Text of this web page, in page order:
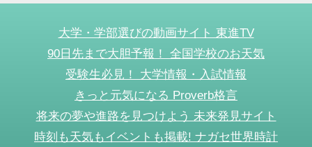
大学・学部選びの動画サイト 東進TV
90日先まで大胆予報！ 全国学校のお天気
受験生必見！ 大学情報・入試情報
きっと元気になる Proverb格言
将来の夢や進路を見つけよう 未来発見サイト
時刻も天気もイベントも掲載! ナガセ世界時計